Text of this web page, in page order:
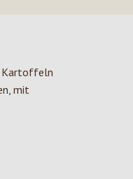
Kartoffeln
mit